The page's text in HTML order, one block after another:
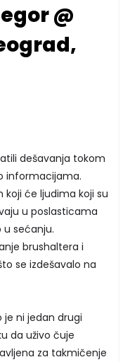
@
dešavanja tokom
informacijama.
koji će ljudima koji su
u poslasticama
u sećanju.
brushaltera i
se izdešavalo na
je ni jedan drugi
da uživo čuje
za takmičenje